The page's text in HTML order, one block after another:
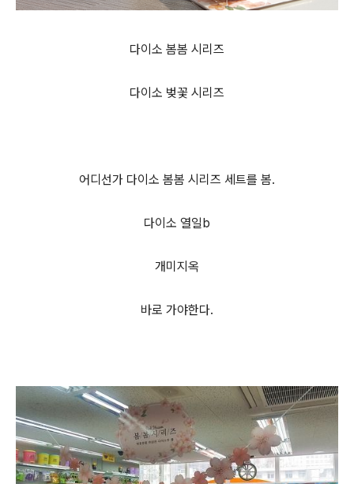
다이소 봄봄 시리즈
다이소 벚꽃 시리즈
어디선가 다이소 봄봄 시리즈 세트를 봄.
다이소 열일b
개미지옥
바로 가야한다.